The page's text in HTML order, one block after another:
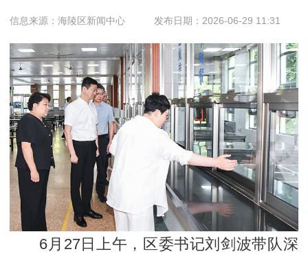
信息来源：海陵区新闻中心 发布日期：2026-06-29 11:31
6月27日上午，区委书记刘剑波带队深